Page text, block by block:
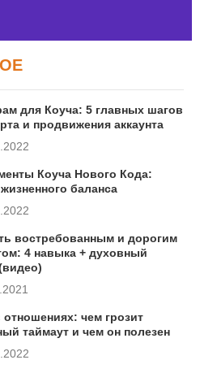
FERMI
сферах
для Коуча: 5 главных шагов
и продвижения аккаунта
Коуча Нового Кода:
баланса
востребованным и дорогим
4 навыка + духовный
отношениях: чем грозит
таймаут и чем он полезен